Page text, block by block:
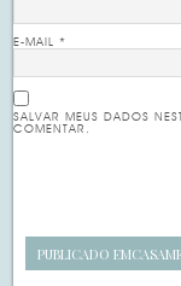
E-MAIL*
SALVAR MEUS DADOS
COMENTAR.
PUBLICADO EM